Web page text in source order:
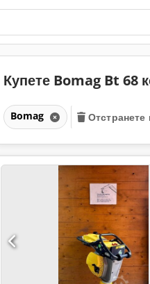
Купете Bomag Bt 68
Bomag Отстранете